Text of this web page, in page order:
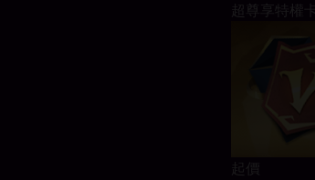
超尊享特權卡
起價